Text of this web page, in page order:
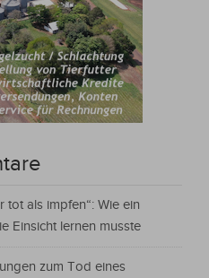
tot als impfen“: Wie ein
Einsicht lernen musste
zum Tod eines